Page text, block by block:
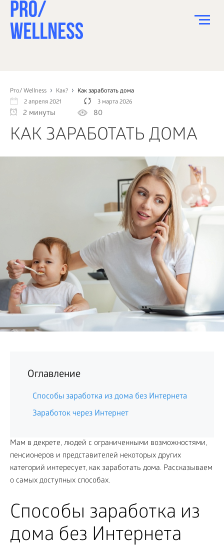
Pro/ Wellness Как?
Как заработать дома
2 апреля 2021
3 марта 2026
2 минуты 80
КАК ЗАРАБОТАТЬ ДОМА
Оглавление
Способы заработка из дома без Интернета
Заработок через Интернет
Мам в декрете, людей с ограниченными возможностями,
пенсионеров и представителей некоторых других
категорий интересует, как заработать дома. Рассказываем
о самых доступных способах.
Способы заработка из
дома без Интернета
СПОРТ
ЗДОРОВЬЕ
КРАСОТА